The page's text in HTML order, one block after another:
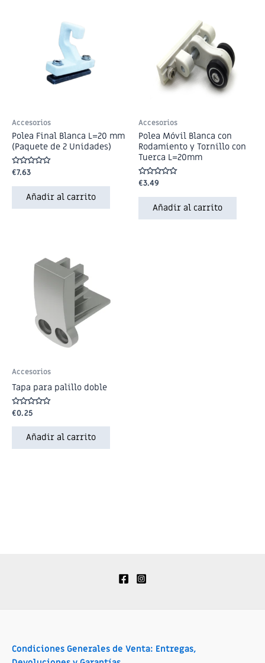
Accesorios
Polea Final Blanca L=20 mm
(Paquete de 2 Unidades)
Valorado
0
€7.63
Añadir al carrito
Accesorios
Polea Móvil Blanca con
Rodamiento y Tornillo con
Tuerca L=20mm
Valorado
0
€3.49
Añadir al carrito
Accesorios
Tapa para palillo doble
Valorado
en
0
€0.25
Añadir al carrito
Condiciones Generales de Venta: Entregas,